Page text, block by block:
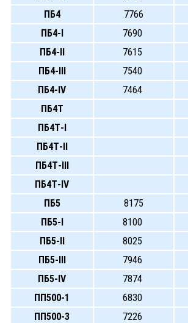
ПБ4
7766
ПБ4-I
7690
ПБ4-II
7615
ПБ4-III
7540
ПБ4-IV
7464
ПБ4Т
ПБ4Т-I
ПБ4Т-II
ПБ4Т-III
ПБ4Т-IV
ПБ5
8175
ПБ5-I
8100
ПБ5-II
8025
ПБ5-III
7946
ПБ5-IV
7874
ПП500-1
6830
ПП500-3
7226